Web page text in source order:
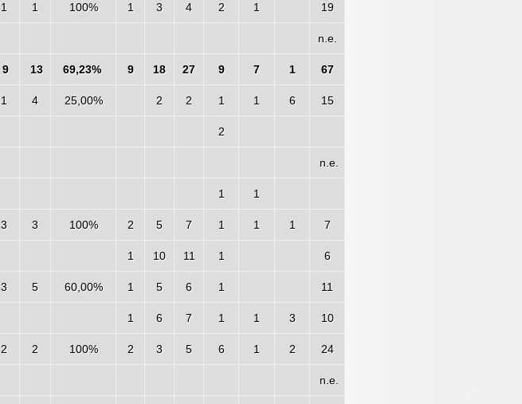
1 1 100% 1 3 4 2 1 19
n.e.
9 13 69,23% 9 18 27 9 7 1 67
1 4 25,00% 2 2 1 1 6 15
2
n.e.
1 1
3 3 100% 2 5 7 1 1 1 7
1 10 11 1 6
3 5 60,00% 1 5 6 1 11
1 6 7 1 1 3 10
2 2 100% 2 3 5 6 1 2 24
n.e.